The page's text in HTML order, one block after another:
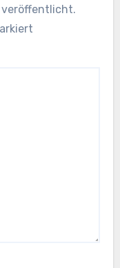
veröffentlicht.